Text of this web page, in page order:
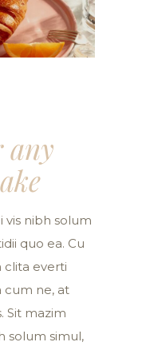
any
vis nibh solum
quo ea. Cu
clita everti
cum ne, at
Sit mazim
solum simul,